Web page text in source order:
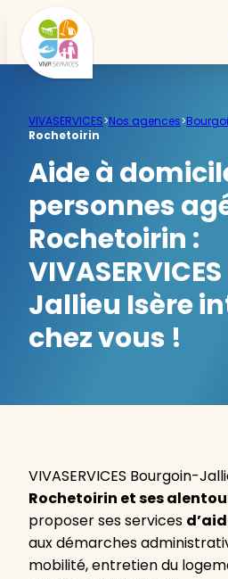
VIVASERVICES>Nos agences>
Rochetoirin
Aide à
personnes
Rochetoirin :
Jallieu Isère
chez vous !
VIVASERVICES Bourgoin-
Rochetoirin et ses
proposer ses services
aux démarches
mobilité, entretien du